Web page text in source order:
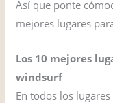
Así que ponte
mejores lugares
Los 10 mejores
windsurf
En todos los